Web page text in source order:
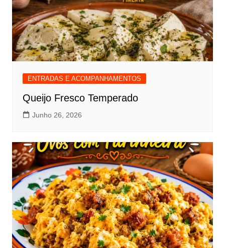
ENTRADAS E ACOMPANHAMENTOS
Queijo Fresco Temperado
Junho 26, 2026